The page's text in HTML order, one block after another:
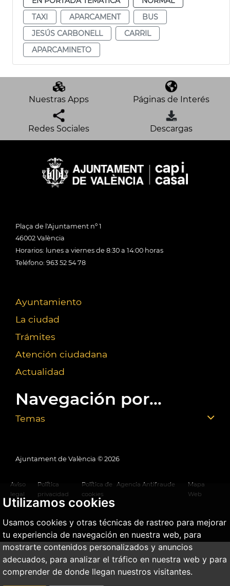
Utilizamos cookies
Usamos cookies y otras técnicas de rastreo para mejorar
tu experiencia de navegación en nuestra web, para
mostrarte contenidos personalizados y anuncios
adecuados, para analizar el tráfico en nuestra web y para
comprender de donde llegan nuestros visitantes.
TAXI
APARCAMENT
BUS
JESÚS CARBONELL
CARRIL
APARCAMINETO
Nuestras Apps Páginas de Interés
Redes Sociales Descargas
Plaça de l'Ajuntament nº 1
46002 València
Horarios: lunes a viernes de 8:30 a 14:00 horas
Teléfono: 963 52 54 78
Ayuntamiento
La ciudad
Trámites
Atención ciudadana
Actualidad
Navegación por...
Temas
Ajuntament de València © 2026
Aviso
legal
Política
privacidad
Política de
cookies
Agencia Antifraude
Mapa
Web